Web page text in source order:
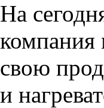
На
компания
свою
и